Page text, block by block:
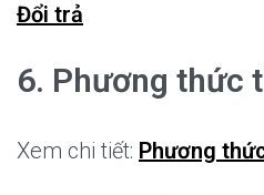
Đổi trả
6. Phương thức
Xem chi tiết: Phương